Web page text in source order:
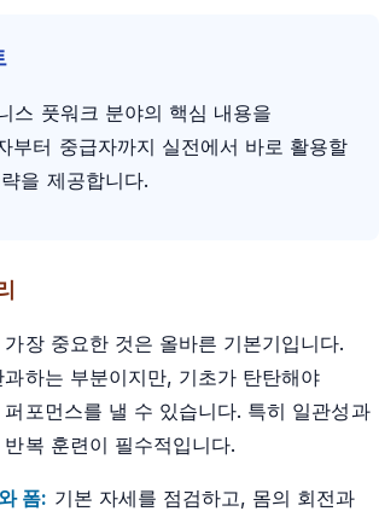
스 풋워크 분야의 핵심 내용을
부터 중급자까지 실전에서 바로 활용할
을 제공합니다.
장 중요한 것은 올바른 기본기입니다.
하는 부분이지만, 기초가 탄탄해야
포먼스를 낼 수 있습니다. 특히 일관성과
복 훈련이 필수적입니다.
폼: 기본 자세를 점검하고, 몸의 회전과